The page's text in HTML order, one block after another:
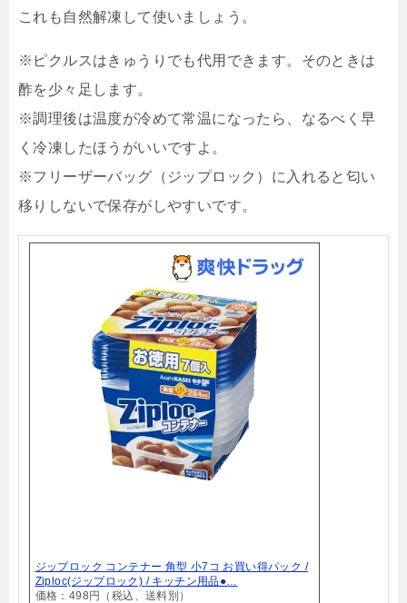
これも自然解凍して使いましょう。
※ピクルスはきゅうりでも代用できます。そのときは
酢を少々足します。
※調理後は温度が冷めて常温になったら、なるべく早
く冷凍したほうがいいですよ。
※フリーザーバッグ（ジップロック）に入れると匂い
移りしないで保存がしやすいです。
ジップロック コンテナー 角型 小7コ お買い得パック /
Ziploc(ジップロック) / キッチン用品●…
価格：498円（税込、送料別）